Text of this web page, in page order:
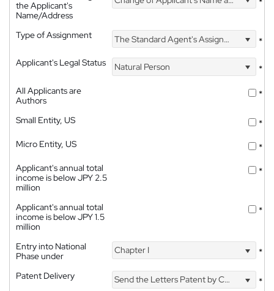
the Applicant's
Name/Address
Type of Assignment The Standard Agent's Assignment
*
Applicant's Legal Status
Natural Person
*
All Applicants are
Authors
*
Small Entity, US
*
Micro Entity, US
*
Applicant's annual total
income is below JPY 2.5
million
*
Applicant's annual total
income is below JPY 1.5
million
*
Entry into National
Phase under
Chapter I *
Patent Delivery Send the Letters Patent by Courier *